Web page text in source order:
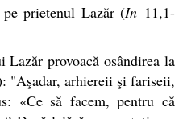
prietenul Lazăr (In 11,1-
provoacă osândirea la
"Aşadar, arhiereii şi fariseii,
«Ce să facem, pentru că